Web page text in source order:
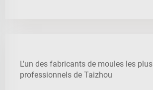
L'un des fabricants de moules les plus
professionnels de Taizhou